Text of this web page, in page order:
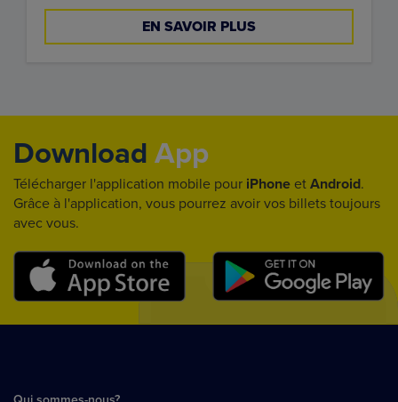
EN SAVOIR PLUS
Download App
Télécharger l'application mobile pour iPhone et Android.
Grâce à l'application, vous pourrez avoir vos billets toujours
avec vous.